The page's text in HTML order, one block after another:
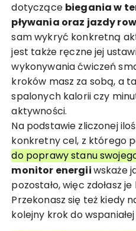
dotyczące biegania w
pływania oraz jazdy
sam wykryć konkretną
jest także ręczne jej
wykonywania ćwiczeń
kroków masz za sobą, a
spalonych kalorii czy
aktywności.
Na podstawie zliczonej
konkretny cel, z którego
do poprawy stanu
monitor energiiwskaże
pozostało, więc zdołasz
Przekonasz się też kiedy
kolejny krok do